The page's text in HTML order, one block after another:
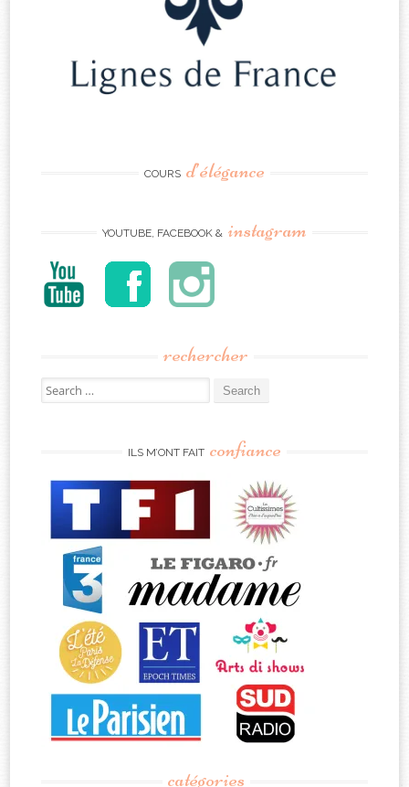
COURS d’élégance
YOUTUBE, FACEBOOK & instagram
rechercher
Search
for:
ILS M’ONT FAIT confiance
catégories